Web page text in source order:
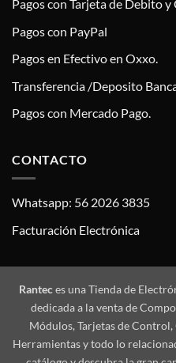
Pagos con Tarjeta de Debito
Pagos con PayPal
Pagos en Efectivo en Oxxo.
Transferencia /Deposito
Pagos con Mercado Pago.
CONTACTO
Whatsapp: 56 2026 3835
Facturación Electrónica
Ranteces una Tienda de
dedicada a la venta de
Módulos, Tarjetas de
Herramientas y todo lo